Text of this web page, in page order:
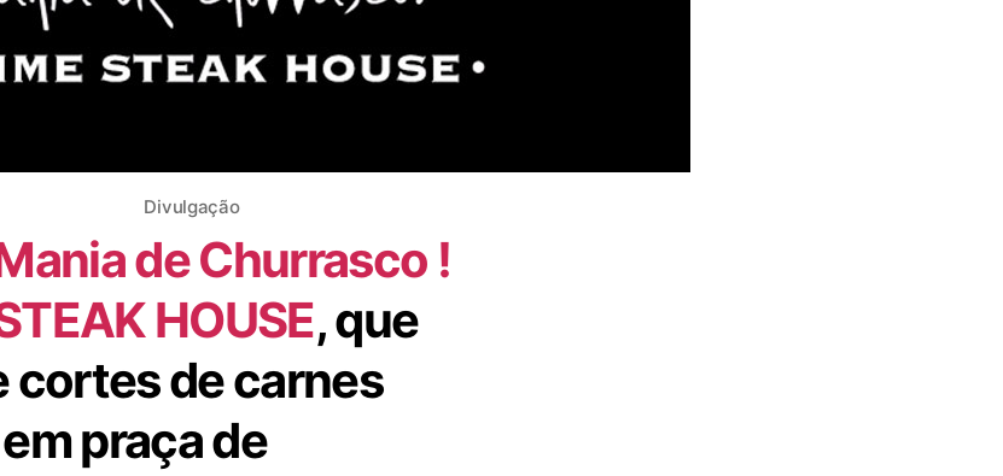
Divulgação
de Churrasco !
HOUSE, que
cortes de carnes
praça de